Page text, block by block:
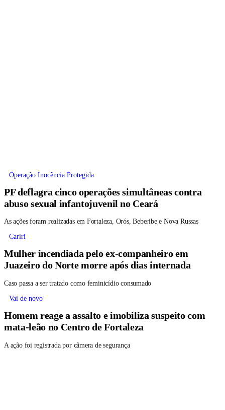
Operação Inocência Protegida
PF deflagra cinco operações simultâneas contra
abuso sexual infantojuvenil no Ceará
As ações foram realizadas em Fortaleza, Orós, Beberibe e Nova Russas
Cariri
Mulher incendiada pelo ex-companheiro em
Juazeiro do Norte morre após dias internada
Caso passa a ser tratado como feminicídio consumado
Vai de novo
Homem reage a assalto e imobiliza suspeito com
mata-leão no Centro de Fortaleza
A ação foi registrada por câmera de segurança